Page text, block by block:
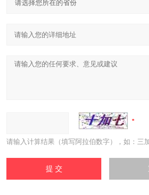
请输入计算结果（填写阿拉伯数字），如：三